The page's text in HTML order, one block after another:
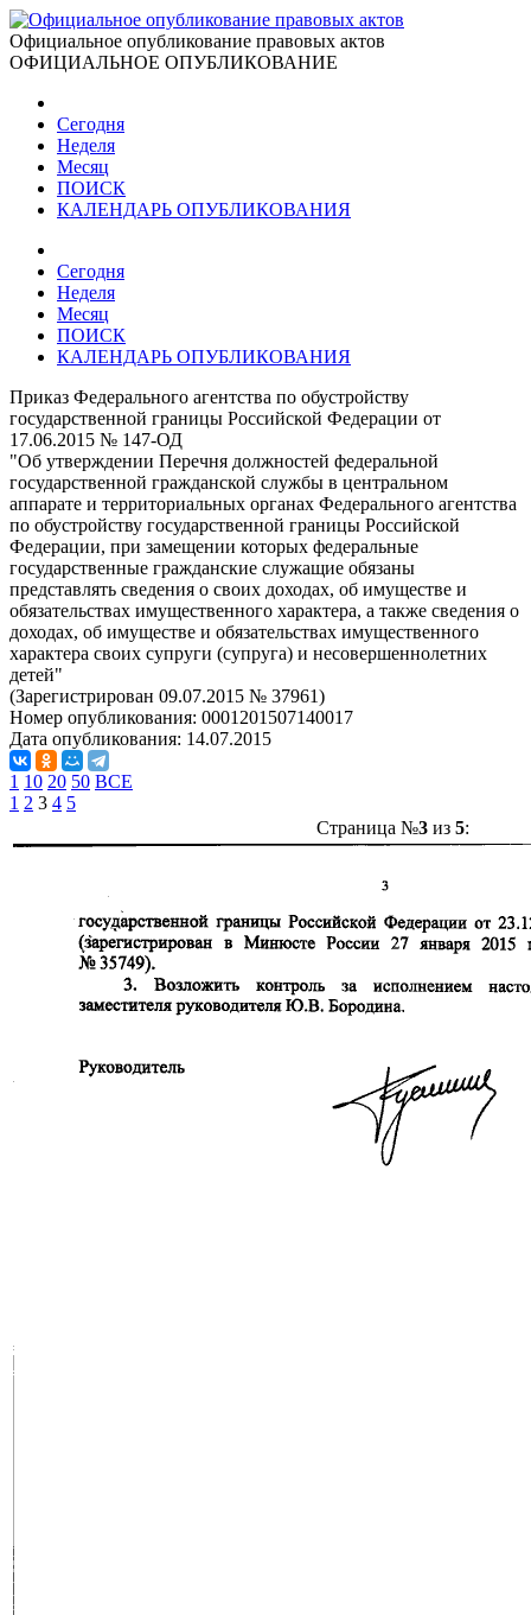
Официальное опубликование правовых актов
ОФИЦИАЛЬНОЕ ОПУБЛИКОВАНИЕ
Сегодня
Неделя
Месяц
ПОИСК
КАЛЕНДАРЬ ОПУБЛИКОВАНИЯ
Сегодня
Неделя
Месяц
ПОИСК
КАЛЕНДАРЬ ОПУБЛИКОВАНИЯ
Приказ Федерального агентства по обустройству
государственной границы Российской Федерации от
17.06.2015 № 147-ОД
"Об утверждении Перечня должностей федеральной
государственной гражданской службы в центральном
аппарате и территориальных органах Федерального агентства
по обустройству государственной границы Российской
Федерации, при замещении которых федеральные
государственные гражданские служащие обязаны
представлять сведения о своих доходах, об имуществе и
обязательствах имущественного характера, а также сведения о
доходах, об имуществе и обязательствах имущественного
характера своих супруги (супруга) и несовершеннолетних
детей"
(Зарегистрирован 09.07.2015 № 37961)
Номер опубликования: 0001201507140017
Дата опубликования: 14.07.2015
1 10 20 50 ВСЕ
1 2 3 4 5
Страница №3из 5: